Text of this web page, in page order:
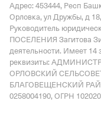
Адрес: 453444, Респ
Орловка, ул Дружбы, д 18
Руководитель
ПОСЕЛЕНИЯ Загитова
деятельности. Имеет 14
реквизиты:
ОРЛОВСКИЙ
БЛАГОВЕЩЕНСКИЙ
0258004190, ОГРН